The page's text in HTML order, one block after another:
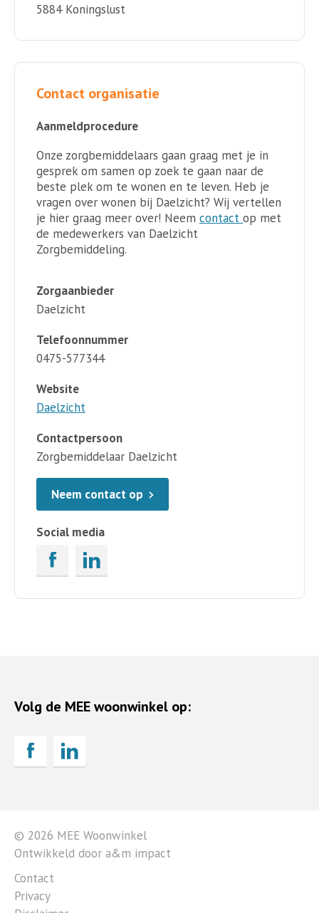
5884 Koningslust
Contact organisatie
Aanmeldprocedure
Onze zorgbemiddelaars gaan graag met je in
gesprek om samen op zoek te gaan naar de
beste plek om te wonen en te leven. Heb je
vragen over wonen bij Daelzicht? Wij vertellen
je hier graag meer over! Neem contact op met
de medewerkers van Daelzicht
Zorgbemiddeling.
Zorgaanbieder
Daelzicht
Telefoonnummer
0475-577344
Website
Daelzicht
Contactpersoon
Zorgbemiddelaar Daelzicht
Neem contact op
Social media
Volg de MEE woonwinkel op:
© 2026 MEE Woonwinkel
Ontwikkeld door a&m impact
Contact
Privacy